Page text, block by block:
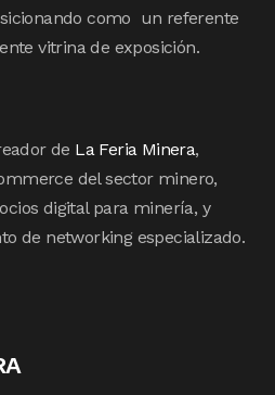
como un referente
vitrina de exposición.
de La Feria Minera,
del sector minero,
digital para minería, y
de networking especializado.